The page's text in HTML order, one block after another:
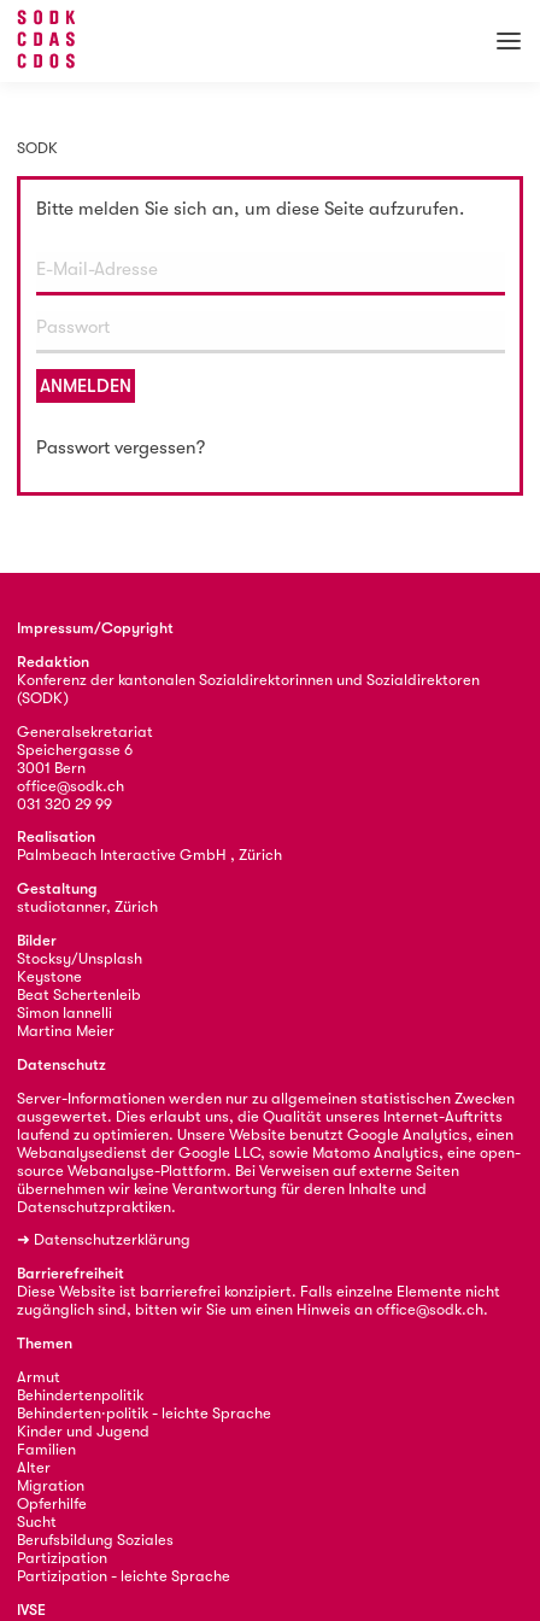
SODK
Bitte melden Sie sich an, um diese Seite aufzurufen.
ANMELDEN
Passwort vergessen?
Impressum/Copyright
Redaktion
Konferenz der kantonalen Sozialdirektorinnen und Sozialdirektoren
(SODK)
Generalsekretariat
Speichergasse 6
3001 Bern
office@sodk.ch
031 320 29 99
Realisation
Palmbeach Interactive GmbH , Zürich
Gestaltung
studiotanner, Zürich
Bilder
Stocksy/Unsplash
Keystone
Beat Schertenleib
Simon Iannelli
Martina Meier
Datenschutz
Server-Informationen werden nur zu allgemeinen statistischen Zwecken
ausgewertet. Dies erlaubt uns, die Qualität unseres Internet-Auftritts
laufend zu optimieren. Unsere Website benutzt Google Analytics, einen
Webanalysedienst der Google LLC, sowie Matomo Analytics, eine open-
source Webanalyse-Plattform. Bei Verweisen auf externe Seiten
übernehmen wir keine Verantwortung für deren Inhalte und
Datenschutzpraktiken.
➜ Datenschutzerklärung
Barrierefreiheit
Diese Website ist barrierefrei konzipiert. Falls einzelne Elemente nicht
zugänglich sind, bitten wir Sie um einen Hinweis an office@sodk.ch.
Themen
Armut
Behindertenpolitik
Behinderten·politik - leichte Sprache
Kinder und Jugend
Familien
Alter
Migration
Opferhilfe
Sucht
Berufsbildung Soziales
Partizipation
Partizipation - leichte Sprache
IVSE